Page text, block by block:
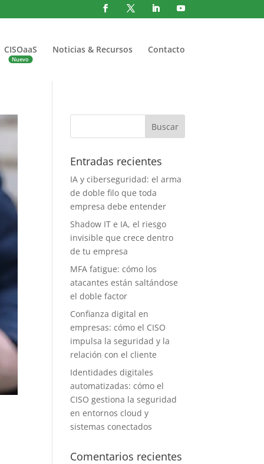
CISOaaS Noticias & Recursos Contacto
Entradas recientes
IA y ciberseguridad: el arma
de doble filo que toda
empresa debe entender
Shadow IT e IA, el riesgo
invisible que crece dentro
de tu empresa
MFA fatigue: cómo los
atacantes están saltándose
el doble factor
Confianza digital en
empresas: cómo el CISO
impulsa la seguridad y la
relación con el cliente
Identidades digitales
automatizadas: cómo el
CISO gestiona la seguridad
en entornos cloud y
sistemas conectados
Comentarios recientes